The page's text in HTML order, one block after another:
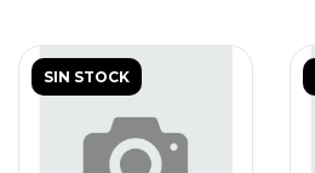
SIN STOCK